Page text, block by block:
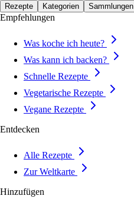
Rezepte Kategorien Sammlungen
Empfehlungen
Was koche ich heute?
Was kann ich backen?
Schnelle Rezepte
Vegetarische Rezepte
Vegane Rezepte
Entdecken
Alle Rezepte
Zur Weltkarte
Hinzufügen